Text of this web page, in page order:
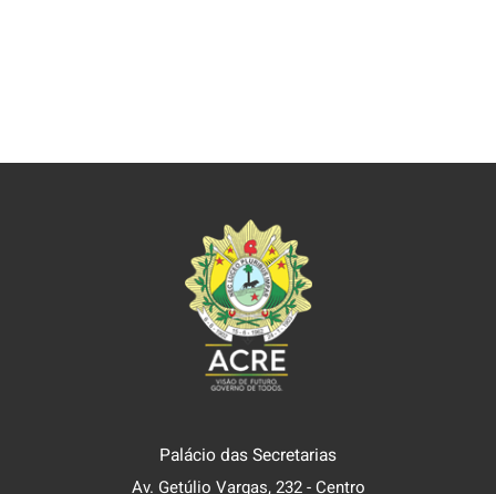
Palácio das Secretarias
Av. Getúlio Vargas, 232 - Centro